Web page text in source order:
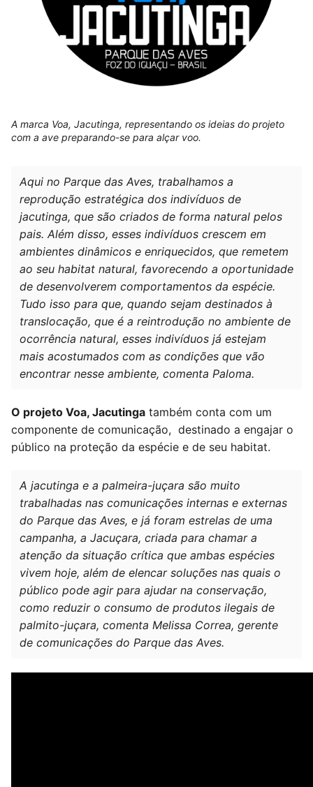
A marca Voa, Jacutinga, representando os ideias do projeto
com a ave preparando-se para alçar voo.
Aqui no Parque das Aves, trabalhamos a
reprodução estratégica dos indivíduos de
jacutinga, que são criados de forma natural pelos
pais. Além disso, esses indivíduos crescem em
ambientes dinâmicos e enriquecidos, que remetem
ao seu habitat natural, favorecendo a oportunidade
de desenvolverem comportamentos da espécie.
Tudo isso para que, quando sejam destinados à
translocação, que é a reintrodução no ambiente de
ocorrência natural, esses indivíduos já estejam
mais acostumados com as condições que vão
encontrar nesse ambiente, comenta Paloma.
O projeto Voa, Jacutinga também conta com um
componente de comunicação, destinado a engajar o
público na proteção da espécie e de seu habitat.
A jacutinga e a palmeira-juçara são muito
trabalhadas nas comunicações internas e externas
do Parque das Aves, e já foram estrelas de uma
campanha, a Jacuçara, criada para chamar a
atenção da situação crítica que ambas espécies
vivem hoje, além de elencar soluções nas quais o
público pode agir para ajudar na conservação,
como reduzir o consumo de produtos ilegais de
palmito-juçara, comenta Melissa Correa, gerente
de comunicações do Parque das Aves.